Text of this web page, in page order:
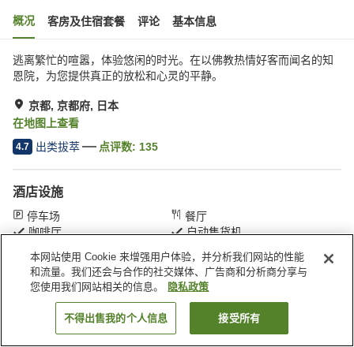
概况 客房及住宿套餐 评论 基本信息
逃离繁忙的喧嚣，体验悠闲的时光。在以佛教热情好客而闻名的知
恩院，为您提供真正的放松和心灵的平静。
京都, 京都府, 日本
在地图上查看
4.7 出类拔萃 点评数: 135
酒店设施
停车场
餐厅
咖啡厅
自动售货机
首页 日本 京都府 京都 知恩院和顺会馆
搜索客房
本网站使用 Cookie 来增强用户体验，并分析我们网站的性能
和流量。我们还会与合作的社交媒体、广告商和分析商分享与
您使用我们网站相关的信息。
隐私政策
不得出售我的个人信息 接受所有